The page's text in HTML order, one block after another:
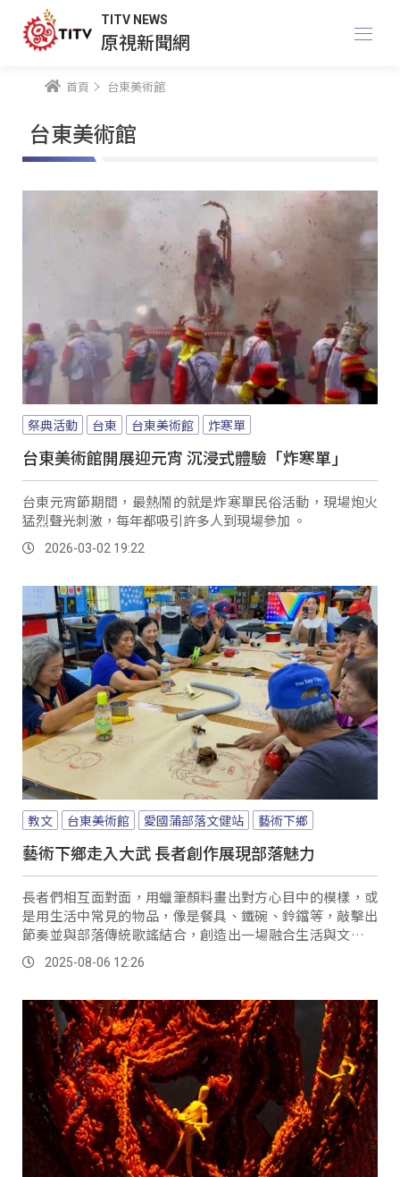
TITV NEWS
原視新聞網
首頁 台東美術館
台東美術館
祭典活動 台東 台東美術館 炸寒單
台東美術館開展迎元宵 沉浸式體驗「炸寒單」
台東元宵節期間，最熱鬧的就是炸寒單民俗活動，現場炮火
猛烈聲光刺激，每年都吸引許多人到現場參加 。
2026-03-02 19:22
教文 台東美術館 愛國蒲部落文健站 藝術下鄉
藝術下鄉走入大武 長者創作展現部落魅力
長者們相互面對面，用蠟筆顏料畫出對方心目中的模樣，或
是用生活中常見的物品，像是餐具、鐵碗、鈴鐺等，敲擊出
節奏並與部落傳統歌謠結合，創造出一場融合生活與文化的
特別演奏，展現地方藝術的獨特魅力。
2025-08-06 12:26